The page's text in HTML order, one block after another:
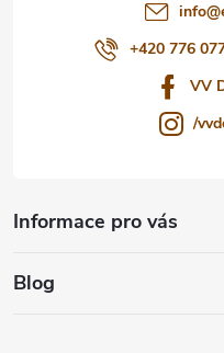
info@
+420 776
VV
/
Informace pro vás
Blog